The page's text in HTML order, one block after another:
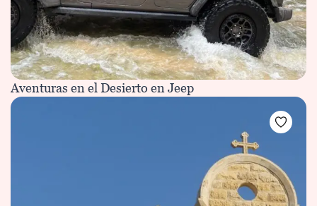
Aventuras en el Desierto en Jeep